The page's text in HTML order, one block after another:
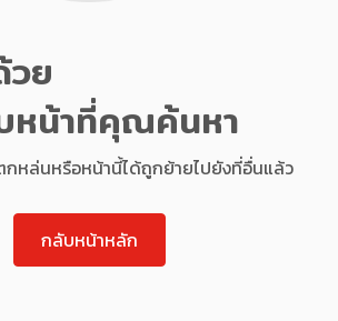
ย
หน้าที่คุณค้นหา
หล่นหรือหน้านี้ได้ถูกย้ายไปยังที่อื่นแล้ว
กลับหน้าหลัก